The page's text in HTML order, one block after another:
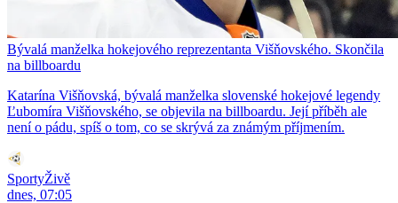
Bývalá manželka hokejového reprezentanta Višňovského. Skončila
na billboardu
Katarína Višňovská, bývalá manželka slovenské hokejové legendy
Ľubomíra Višňovského, se objevila na billboardu. Její příběh ale
není o pádu, spíš o tom, co se skrývá za známým příjmením.
SportyŽivě
dnes, 07:05